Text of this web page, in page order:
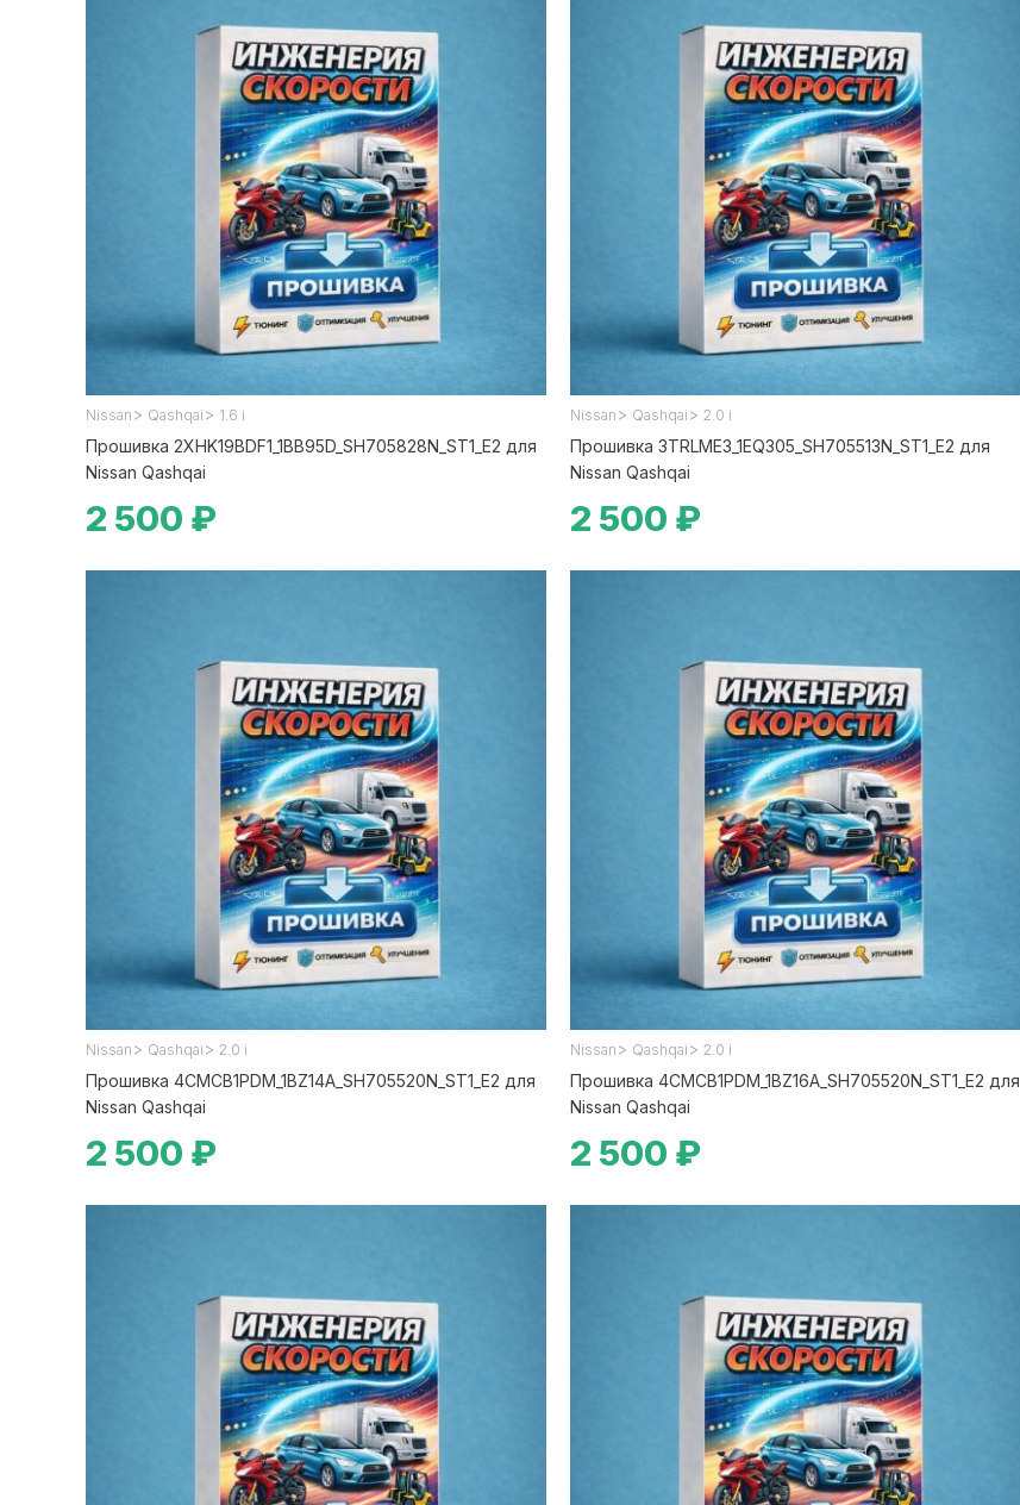
Nissan > Qashqai > 1.6 i
Прошивка 2XHK19BDF1_1BB95D_SH705828N_ST1_E2 для
Nissan Qashqai
2 500 ₽
Nissan > Qashqai > 2.0 i
Прошивка 3TRLME3_1EQ305_SH705513N_ST1_E2 для
Nissan Qashqai
2 500 ₽
Nissan > Qashqai > 2.0 i
Прошивка 4CMCB1PDM_1BZ14A_SH705520N_ST1_E2 для
Nissan Qashqai
2 500 ₽
Nissan > Qashqai > 2.0 i
Прошивка 4CMCB1PDM_1BZ16A_SH705520N_ST1_E2 для
Nissan Qashqai
2 500 ₽